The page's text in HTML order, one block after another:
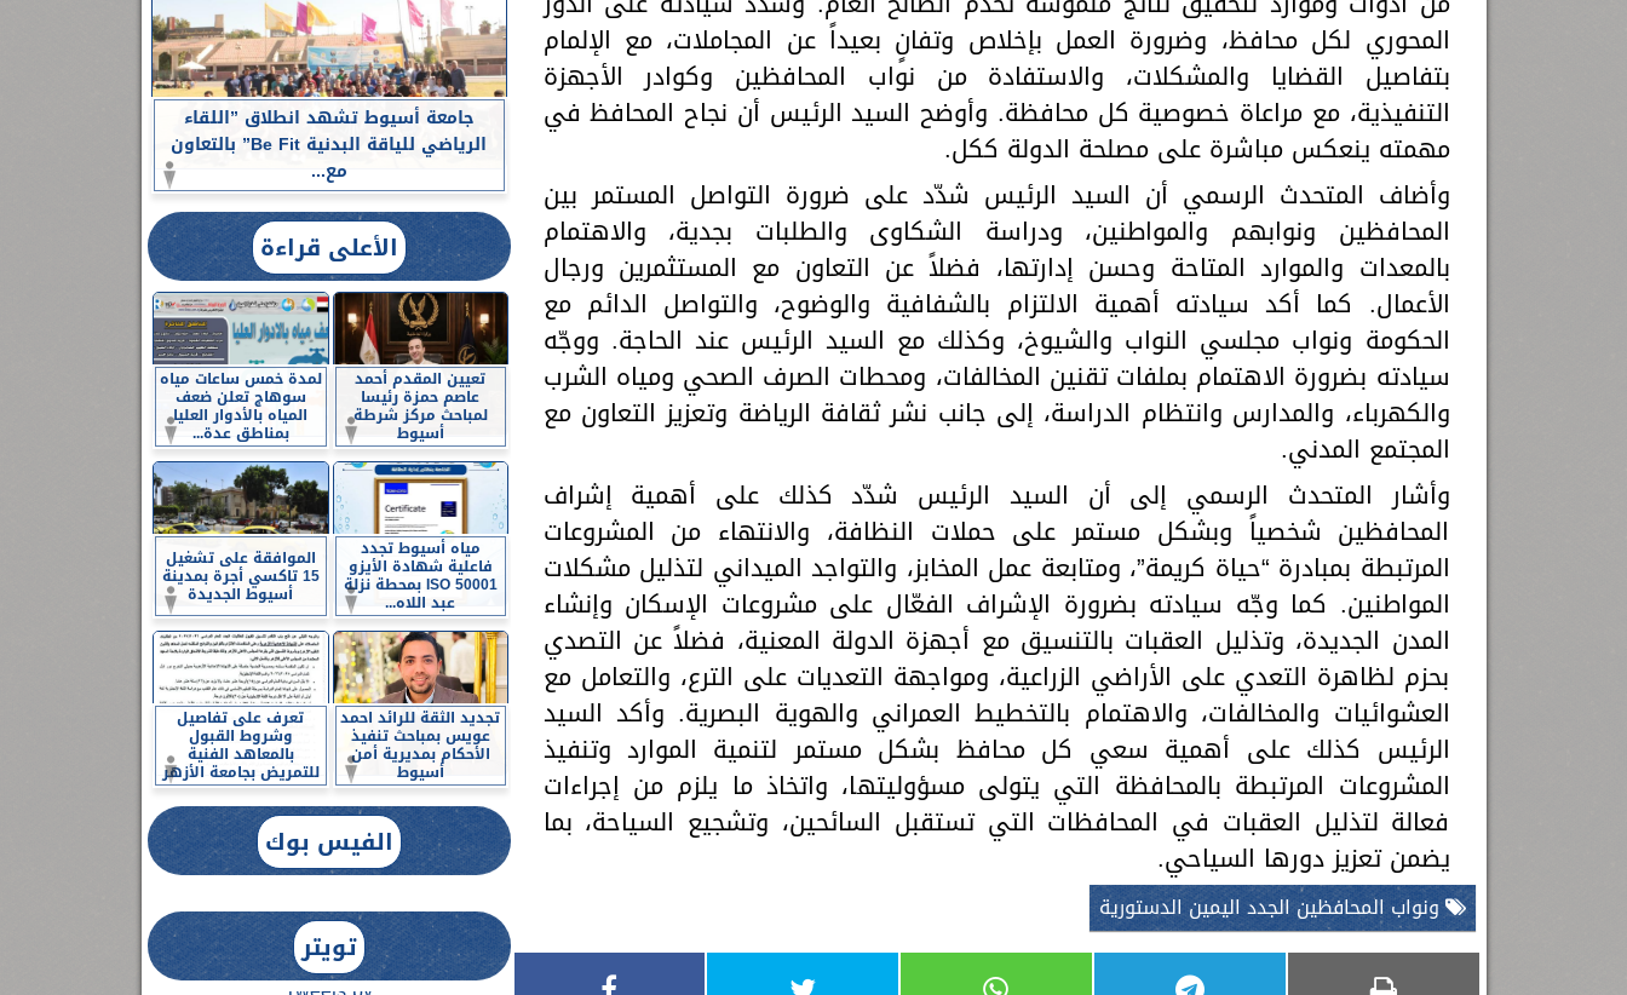
المحوري لكل محافظ، وضرورة العمل بإخلاص وتفانٍ بعيداً عن المجاملات، مع الإلمام
بتفاصيل القضايا والمشكلات، والاستفادة من نواب المحافظين وكوادر الأجهزة
التنفيذية، مع مراعاة خصوصية كل محافظة. وأوضح السيد الرئيس أن نجاح المحافظ في
مهمته ينعكس مباشرة على مصلحة الدولة ككل.
وأضاف المتحدث الرسمي أن السيد الرئيس شدّد على ضرورة التواصل المستمر بين
المحافظين ونوابهم والمواطنين، ودراسة الشكاوى والطلبات بجدية، والاهتمام
بالمعدات والموارد المتاحة وحسن إدارتها، فضلاً عن التعاون مع المستثمرين ورجال
الأعمال. كما أكد سيادته أهمية الالتزام بالشفافية والوضوح، والتواصل الدائم مع
الحكومة ونواب مجلسي النواب والشيوخ، وكذلك مع السيد الرئيس عند الحاجة. ووجّه
سيادته بضرورة الاهتمام بملفات تقنين المخالفات، ومحطات الصرف الصحي ومياه الشرب
والكهرباء، والمدارس وانتظام الدراسة، إلى جانب نشر ثقافة الرياضة وتعزيز التعاون مع
المجتمع المدني.
وأشار المتحدث الرسمي إلى أن السيد الرئيس شدّد كذلك على أهمية إشراف
المحافظين شخصياً وبشكل مستمر على حملات النظافة، والانتهاء من المشروعات
المرتبطة بمبادرة “حياة كريمة”، ومتابعة عمل المخابز، والتواجد الميداني لتذليل مشكلات
المواطنين. كما وجّه سيادته بضرورة الإشراف الفعّال على مشروعات الإسكان وإنشاء
المدن الجديدة، وتذليل العقبات بالتنسيق مع أجهزة الدولة المعنية، فضلاً عن التصدي
بحزم لظاهرة التعدي على الأراضي الزراعية، ومواجهة التعديات على الترع، والتعامل مع
العشوائيات والمخالفات، والاهتمام بالتخطيط العمراني والهوية البصرية. وأكد السيد
الرئيس كذلك على أهمية سعي كل محافظ بشكل مستمر لتنمية الموارد وتنفيذ
المشروعات المرتبطة بالمحافظة التي يتولى مسؤوليتها، واتخاذ ما يلزم من إجراءات
فعالة لتذليل العقبات في المحافظات التي تستقبل السائحين، وتشجيع السياحة، بما
يضمن تعزيز دورها السياحي.
ونواب المحافظين الجدد اليمين الدستورية
جامعة أسيوط تشهد انطلاق ”اللقاء
الرياضي للياقة البدنية Be Fit” بالتعاون
مع...
الأعلى قراءة
تعيين المقدم أحمد
عاصم حمزة رئيسا
لمباحث مركز شرطة
أسيوط
لمدة خمس ساعات مياه
سوهاج تعلن ضعف
المياه بالأدوار العليا
بمناطق عدة...
مياه أسيوط تجدد
فاعلية شهادة الأيزو
ISO 50001 بمحطة نزلة
عبد اللاه...
الموافقة على تشغيل
15 تاكسي أجرة بمدينة
أسيوط الجديدة
تجديد الثقة للرائد احمد
عويس بمباحث تنفيذ
الأحكام بمديرية أمن
أسيوط
تعرف على تفاصيل
وشروط القبول
بالمعاهد الفنية
للتمريض بجامعة الأزهر
الفيس بوك
تويتر